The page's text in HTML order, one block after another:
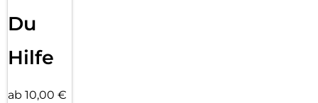
Du
Hilfe
ab 10,00 €